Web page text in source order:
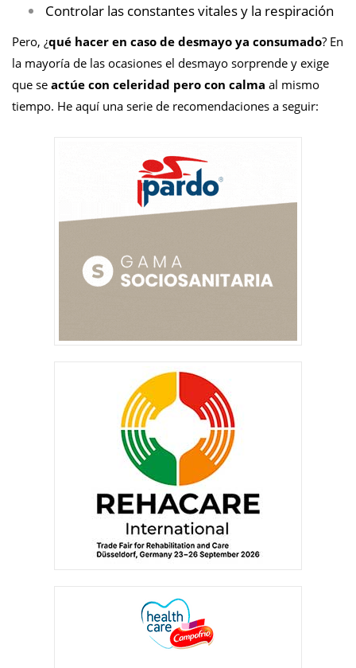
Controlar las constantes vitales y la respiración
Pero, ¿qué hacer en caso de desmayo ya consumado? En
la mayoría de las ocasiones el desmayo sorprende y exige
que se actúe con celeridad pero con calma al mismo
tiempo. He aquí una serie de recomendaciones a seguir: